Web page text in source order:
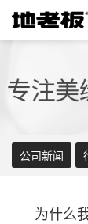
公司新闻
为什么